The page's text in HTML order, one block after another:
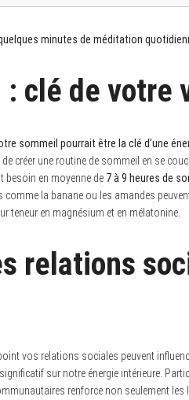
minutes de méditation
: clé de votre
sommeil pourrait être la clé d’une
de créer une routine de sommeil en se
besoin en moyenne de 7 à 9 heures de
la banane ou les amandes
teneur en magnésium et en mélatonine.
relations
vos relations sociales peuvent
sur notre énergie intérieure.
renforce non seulement